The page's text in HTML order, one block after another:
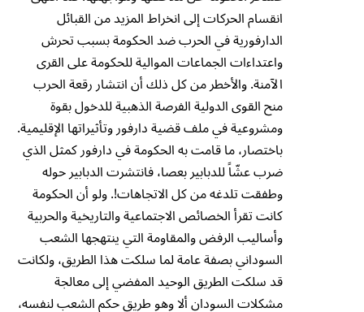
انقسام الحركات إلى انخراط المزيد من القبائل
الدارفورية في الحرب ضد الحكومة بسبب تحرش
واعتداءات الجماعات الموالية للحكومة على القرى
الآمنة. والأخطر من كل ذلك أن انتشار رقعة الحرب
منح القوى الدولية الفرصة الذهبية للدخول بقوة
ومشروعية في ملف قضية دارفور وتأثيراتها الإقليمية.
باختصار، ما قامت به الحكومة في دارفور كمثل الذي
ضرب عشّاً للدبابير بعصا، فانتشرت الدبابير حوله
وطفقت تلدغه من كل الاتجاهات!. ولو أن الحكومة
كانت تقرأ الخصائص الاجتماعية والتاريخية والحربية
وأساليب الرفض والمقاومة التي ينتهجها الشعب
السوداني بصفة عامة لما سلكت هذا الطريق، ولكانت
قد سلكت الطريق الوحيد المفضي إلى معالجة
مشكلات السودان ألا وهو طريق حكم الشعب لنفسه،